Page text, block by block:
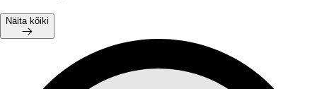
Näita kõiki